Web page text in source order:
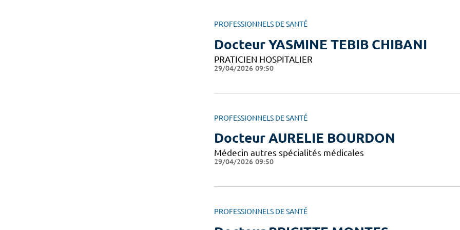
PROFESSIONNELS DE SANTÉ
Docteur YASMINE TEBIB CHIBANI
PRATICIEN HOSPITALIER
29/04/2026 09:50
PROFESSIONNELS DE SANTÉ
Docteur AURELIE BOURDON
Médecin autres spécialités médicales
29/04/2026 09:50
PROFESSIONNELS DE SANTÉ